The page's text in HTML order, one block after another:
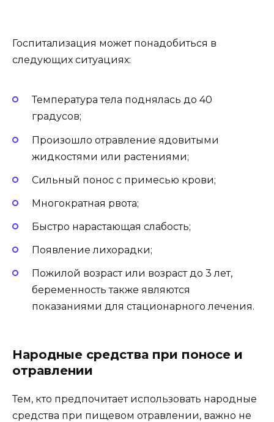
Госпитализация может понадобиться в
следующих ситуациях:
Температура тела поднялась до 40
градусов;
Произошло отравление ядовитыми
жидкостями или растениями;
Сильный понос с примесью крови;
Многократная рвота;
Быстро нарастающая слабость;
Появление лихорадки;
Пожилой возраст или возраст до 3 лет,
беременность также являются
показаниями для стационарного лечения.
Народные средства при поносе и
отравлении
Тем, кто предпочитает использовать народные
средства при пищевом отравлении, важно не